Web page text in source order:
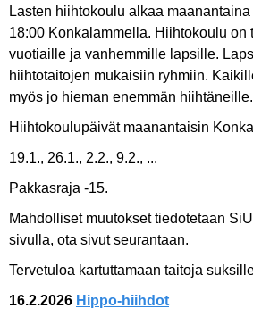
Lasten hiihtokoulu alkaa
18:00 Konkalammella. Hiihtokoulu on
vuotiaille ja vanhemmille lapsille.
hiihtotaitojen mukaisiin ryhmiin.
myös jo hieman enemmän hiihtäneille.
Hiihtokoulupäivät maanantaisin
19.1., 26.1., 2.2., 9.2., ...
Pakkasraja -15.
Mahdolliset muutokset tiedotetaan
sivulla, ota sivut seurantaan.
Tervetuloa kartuttamaan taitoja
16.2.2026 Hippo-hiihdot